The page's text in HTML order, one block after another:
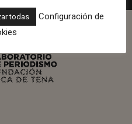
todas
Configuración de